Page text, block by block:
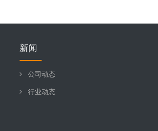
新闻
公司动态
行业动态